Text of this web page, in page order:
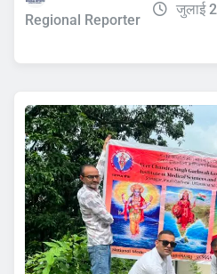
Regional Reporter
जुलाई